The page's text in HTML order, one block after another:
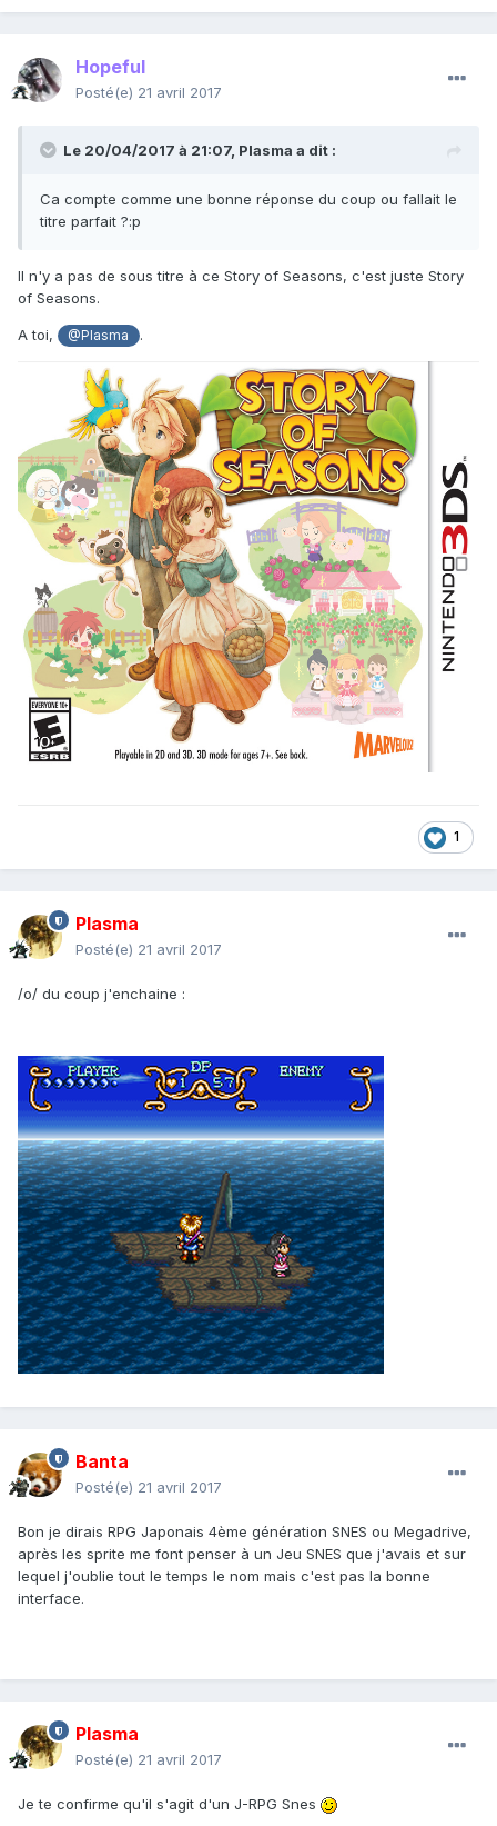
Hopeful
Posté(e) 21 avril 2017
Le 20/04/2017 à 21:07, Plasma a dit :
Ca compte comme une bonne réponse du coup ou fallait le
titre parfait ?:p
Il n'y a pas de sous titre à ce Story of Seasons, c'est juste Story
of Seasons.
A toi, @Plasma .
1
Plasma
Posté(e) 21 avril 2017
/o/ du coup j'enchaine :
Banta
Posté(e) 21 avril 2017
Bon je dirais RPG Japonais 4ème génération SNES ou Megadrive,
après les sprite me font penser à un Jeu SNES que j'avais et sur
lequel j'oublie tout le temps le nom mais c'est pas la bonne
interface.
Plasma
Posté(e) 21 avril 2017
Je te confirme qu'il s'agit d'un J-RPG Snes